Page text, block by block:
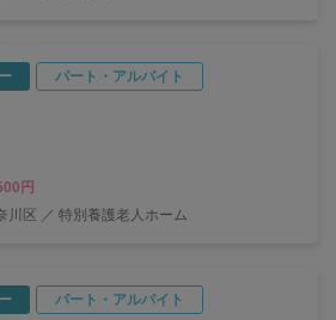
パート・アルバイト
円
川区 ／ 特別養護老人ホーム
パート・アルバイト